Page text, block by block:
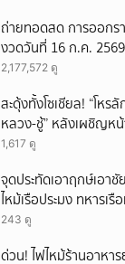
ถ่ายทอดสด การออกร
งวดวันที่ 16 ก.ค. 2569
2,177,572 ดู
สะดุ้งทั้งโซเชียล! “โหร
หลวง-ชู้” หลังเผชิญหน้
ประเทศ
1,617 ดู
จุดประทัดเอาฤกษ์เอา
ไหม้เรือประมง ทหารเ
ลำ เคราะห์ดีไร้บาดเจ็บ
243 ดู
ด่วน! ไฟไหม้ร้านอาหา